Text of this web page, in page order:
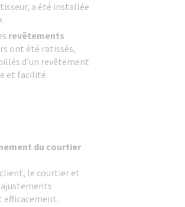
a été installée
revêtements
ont été ratissés,
d’un revêtement
et facilité
du courtier
le courtier et
efficacement.